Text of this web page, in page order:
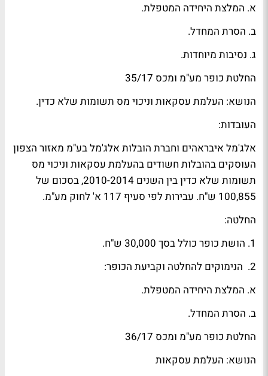
א. המלצת היחידה המטפלת.
ב. הסרת המחדל.
ג. נסיבות מיוחדות.
החלטת כופר מע"מ ומכס 35/17
הנושא: העלמת עסקאות וניכוי מס תשומות שלא כדין.
העובדות:
אלג'מל איבראהים וחברת הובלות אלג'מל בע"מ מאזור הצפון
העוסקים בהובלות חשודים בהעלמת עסקאות וניכוי מס
תשומות שלא כדין בין השנים 2010-2014, בסכום של
100,855 ש"ח. עבירות לפי סעיף 117 א' לחוק מע"מ.
החלטה:
1. הושת כופר כולל בסך 30,000 ש"ח.
2. הנימוקים להחלטה וקביעת הכופר:
א. המלצת היחידה המטפלת.
ב. הסרת המחדל.
החלטת כופר מע"מ ומכס 36/17
הנושא: העלמת עסקאות